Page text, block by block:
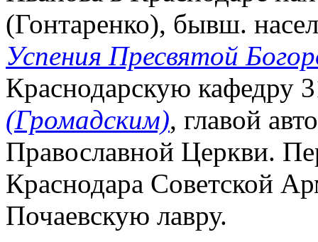
(Гонтаренко), бывш.
Успения Пресвятой
Краснодарскую кафедру
(Громадским), главой
Православной Церкви.
Краснодара Советской
Почаевскую лавру.